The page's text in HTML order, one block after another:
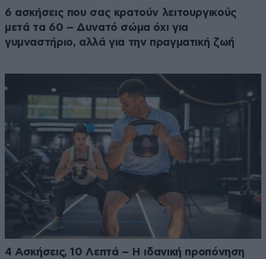
6 ασκήσεις που σας κρατούν λειτουργικούς
μετά τα 60 – Δυνατό σώμα όχι για
γυμναστήριο, αλλά για την πραγματική ζωή
4 Ασκήσεις, 10 Λεπτά – Η ιδανική προπόνηση